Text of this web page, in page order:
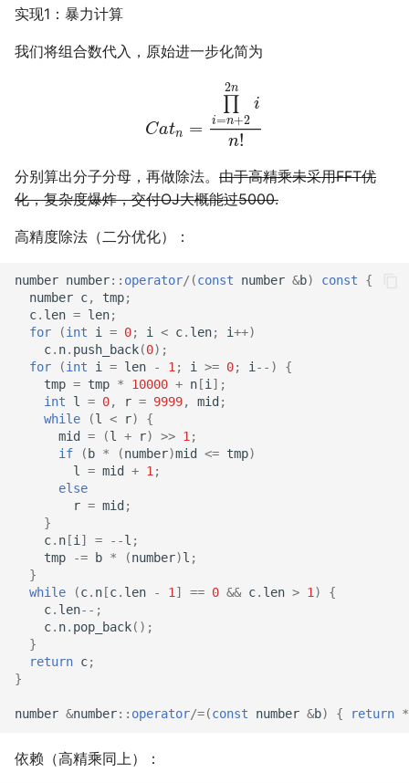
实现1：暴力计算
我们将组合数代入，原始进一步化简为
+2
分别算出分子分母，再做除法。 由于高精乘未采用FFT优
化，复杂度爆炸，交付OJ大概能过5000.
高精度除法（二分优化）：
number number:: operator/ (const number &b) const
{
number c, tmp;
c. len = len;
for
(int i = 0; i < c. len; i++)
c. n. push_back(0);
for
(int i = len - 1 ; i >= 0; i -- )
{
tmp = tmp * 10000 + n [i ];
int
l = 0, r = 9999, mid ;
while
(l < r)
{
mid
= (l + r) >> 1 ;
if
( b * (number)mid <= tmp)
l
= mid + 1 ;
else
r = mid ;
}
c. n [i ] = --l ;
tmp
-= b * (number)l ;
}
while
(c. n [c. len - 1 ] == 0 && c. len > 1 )
{
c. len-- ;
c. n. pop_back();
}
return c;
}
number &number:: operator/=(const number &b) { return *
依赖（高精乘同上）：